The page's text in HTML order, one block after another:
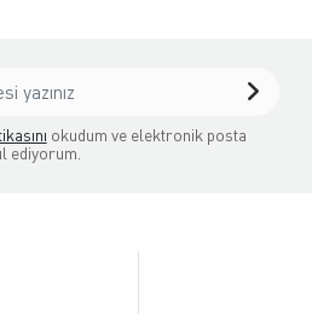
okudum ve elektronik posta
ediyorum.